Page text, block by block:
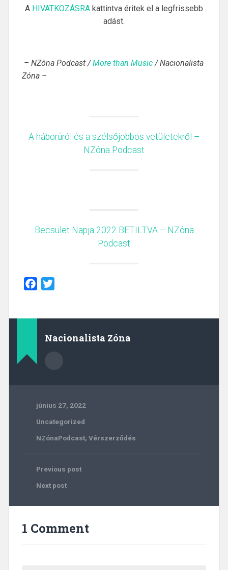
A HIVATKOZÁSRA kattintva éritek el a legfrissebb
adást.
– NZóna Podcast /More than Music/ Nacionalista
Zóna –
A háborúról és a szélsőjobbos vetületekről –
NZóna Podcast
Becsület Napja 2022 BETILTVA – NZóna
Podcast
Facebook
Nacionalista Zóna
június 27, 2022
Uncategorized
NZónaPodcast, Vérszerződés
Previous post
Next post
1 Comment